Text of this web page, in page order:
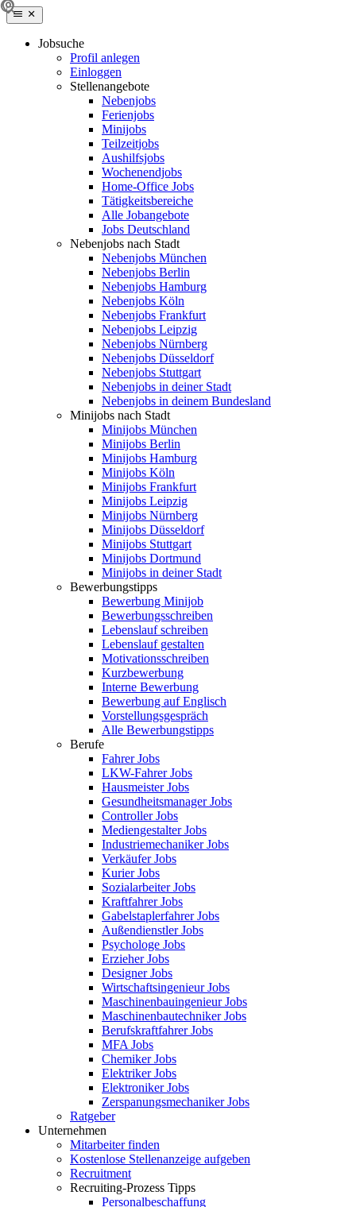
Jobsuche
Profil anlegen
Einloggen
Stellenangebote
Nebenjobs
Ferienjobs
Minijobs
Teilzeitjobs
Aushilfsjobs
Wochenendjobs
Home-Office Jobs
Tätigkeitsbereiche
Alle Jobangebote
Jobs Deutschland
Nebenjobs nach Stadt
Nebenjobs München
Nebenjobs Berlin
Nebenjobs Hamburg
Nebenjobs Köln
Nebenjobs Frankfurt
Nebenjobs Leipzig
Nebenjobs Nürnberg
Nebenjobs Düsseldorf
Nebenjobs Stuttgart
Nebenjobs in deiner Stadt
Nebenjobs in deinem Bundesland
Minijobs nach Stadt
Minijobs München
Minijobs Berlin
Minijobs Hamburg
Minijobs Köln
Minijobs Frankfurt
Minijobs Leipzig
Minijobs Nürnberg
Minijobs Düsseldorf
Minijobs Stuttgart
Minijobs Dortmund
Minijobs in deiner Stadt
Bewerbungstipps
Bewerbung Minijob
Bewerbungsschreiben
Lebenslauf schreiben
Lebenslauf gestalten
Motivationsschreiben
Kurzbewerbung
Interne Bewerbung
Bewerbung auf Englisch
Vorstellungsgespräch
Alle Bewerbungstipps
Berufe
Fahrer Jobs
LKW-Fahrer Jobs
Hausmeister Jobs
Gesundheitsmanager Jobs
Controller Jobs
Mediengestalter Jobs
Industriemechaniker Jobs
Verkäufer Jobs
Kurier Jobs
Sozialarbeiter Jobs
Kraftfahrer Jobs
Gabelstaplerfahrer Jobs
Außendienstler Jobs
Psychologe Jobs
Erzieher Jobs
Designer Jobs
Wirtschaftsingenieur Jobs
Maschinenbauingenieur Jobs
Maschinenbautechniker Jobs
Berufskraftfahrer Jobs
MFA Jobs
Chemiker Jobs
Elektriker Jobs
Elektroniker Jobs
Zerspanungsmechaniker Jobs
Ratgeber
Unternehmen
Mitarbeiter finden
Kostenlose Stellenanzeige aufgeben
Recruitment
Recruiting-Prozess Tipps
Personalbeschaffung